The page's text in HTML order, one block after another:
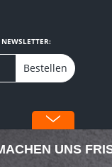
Bestellen
UNS